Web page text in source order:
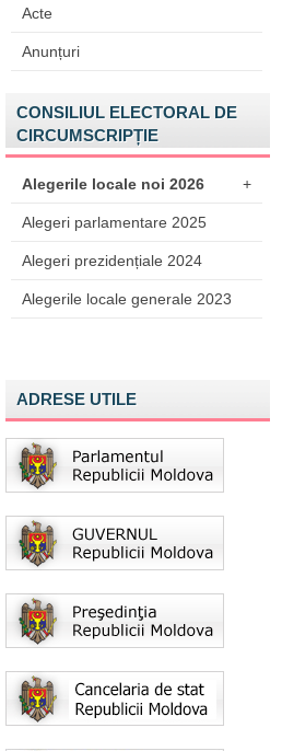
Acte
Anunțuri
CONSILIUL ELECTORAL DE
CIRCUMSCRIPȚIE
Alegerile locale noi 2026 +
Alegeri parlamentare 2025
Alegeri prezidențiale 2024
Alegerile locale generale 2023
ADRESE UTILE